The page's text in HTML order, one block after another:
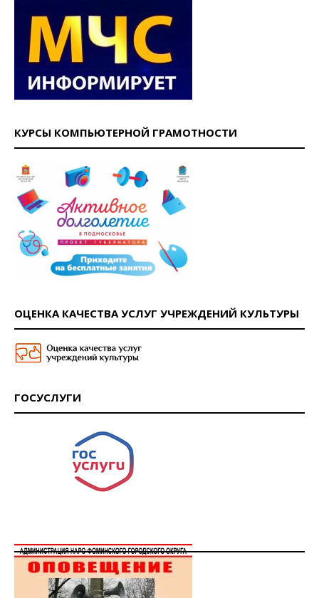
КУРСЫ КОМПЬЮТЕРНОЙ ГРАМОТНОСТИ
ОЦЕНКА КАЧЕСТВА УСЛУГ УЧРЕЖДЕНИЙ КУЛЬТУРЫ
ГОСУСЛУГИ